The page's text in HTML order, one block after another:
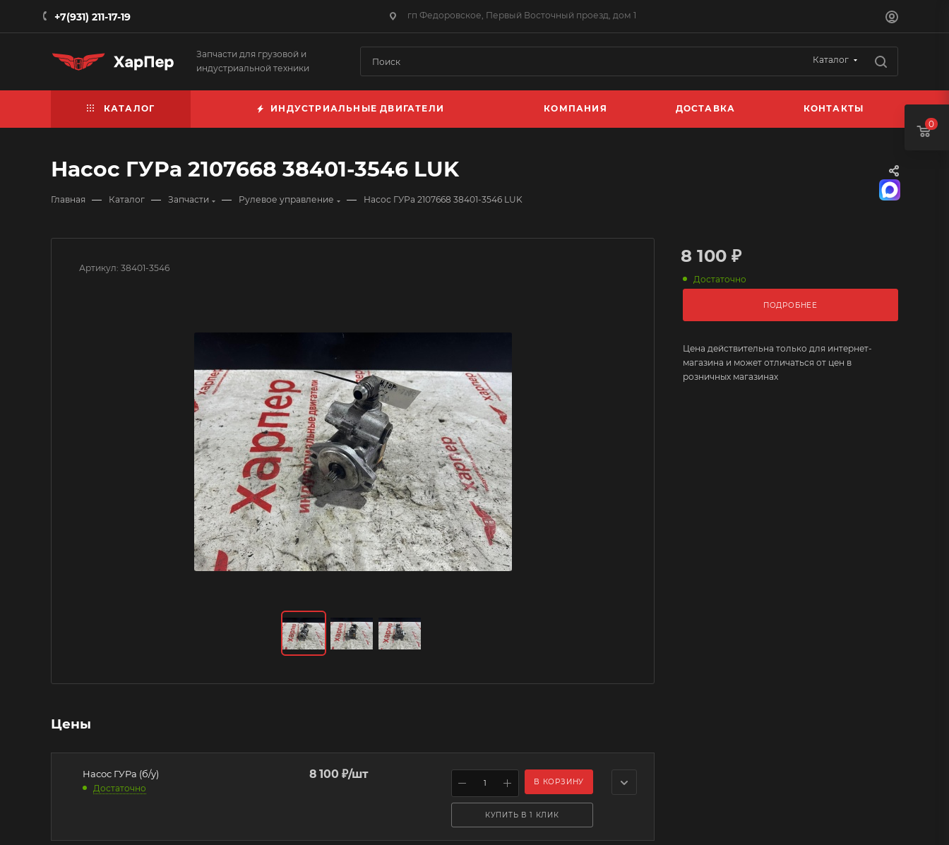
+7(931) 211-17-19 гп Федоровское, Первый Восточный проезд, дом 1
Запчасти для грузовой и
индустриальной техники
Каталог
КАТАЛОГ ИНДУСТРИАЛЬНЫЕ ДВИГАТЕЛИ КОМПАНИЯ ДОСТАВКА КОНТАКТЫ
Насос ГУРа 2107668 38401-3546 LUK
Главная — Каталог — Запчасти — Рулевое управление — Насос ГУРа 2107668 38401-3546 LUK
Артикул: 38401-3546
Цены
Насос ГУРа (б/у)
Достаточно
8 100 ₽/шт
В КОРЗИНУ
КУПИТЬ В 1 КЛИК
8 100 ₽
Достаточно
ПОДРОБНЕЕ
Цена действительна только для интернет-
магазина и может отличаться от цен в
розничных магазинах
0